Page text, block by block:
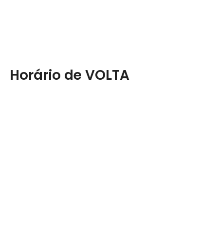
Horário de VOLTA